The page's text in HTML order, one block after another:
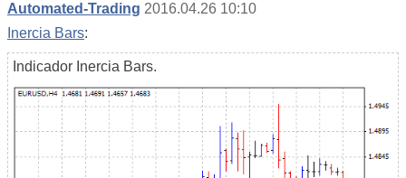
Automated-Trading 2016.04.26 10:10
Inercia Bars:
Indicador Inercia Bars.